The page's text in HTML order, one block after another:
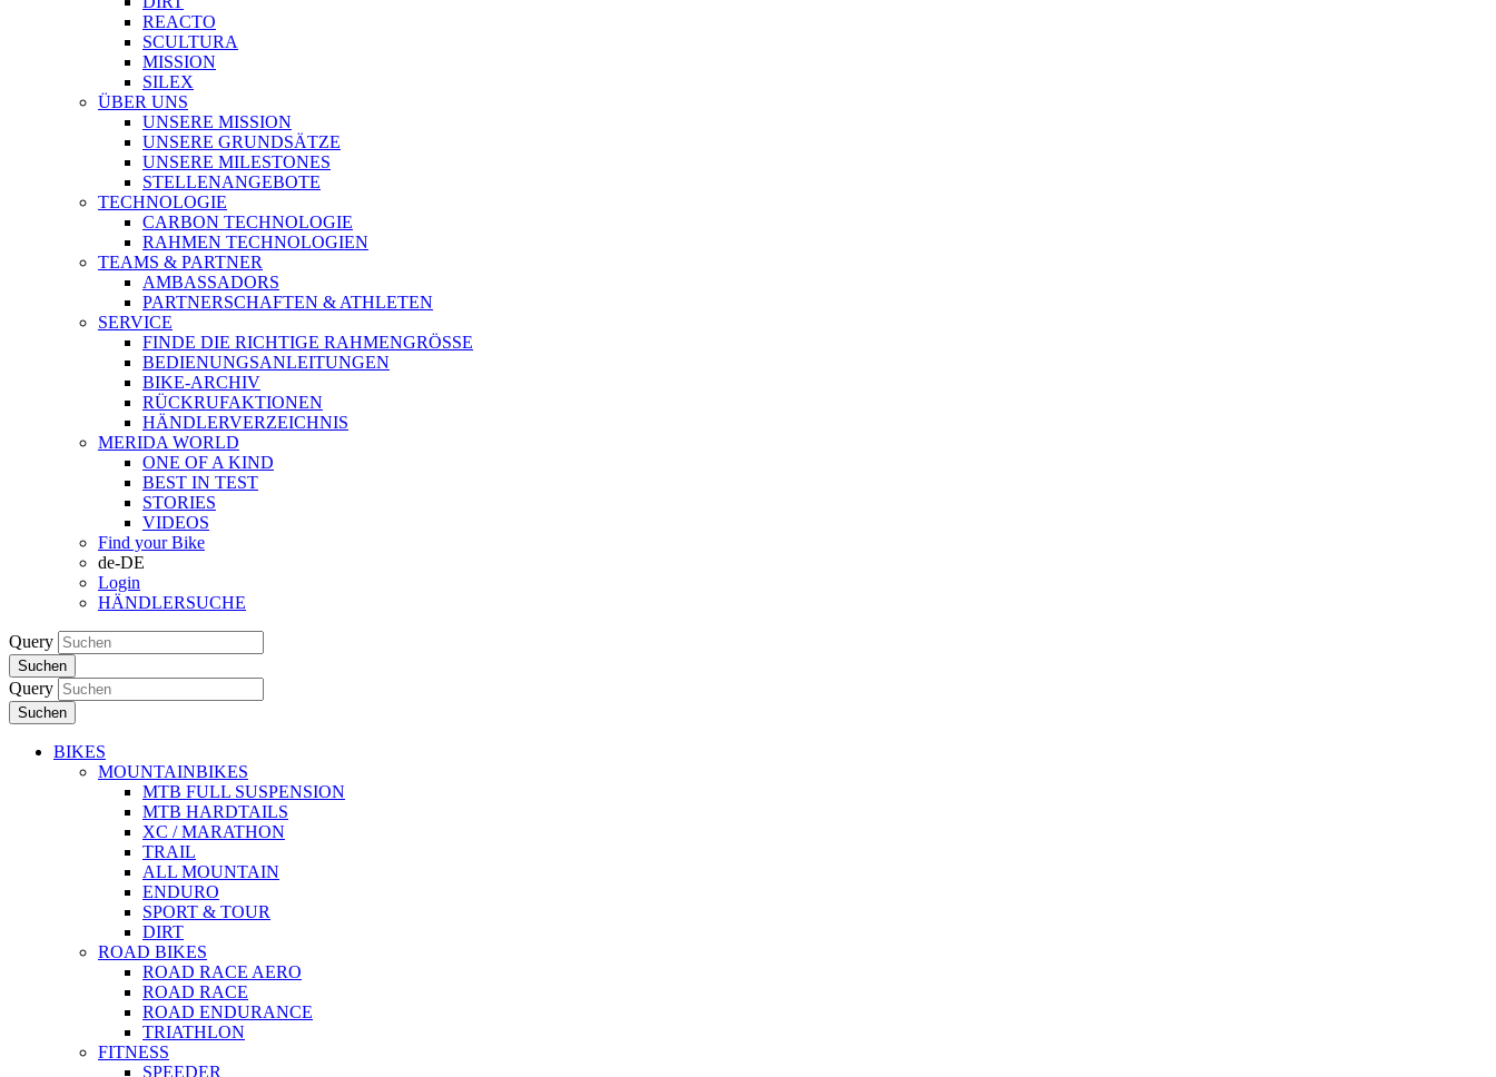
REACTO
SCULTURA
MISSION
SILEX
ÜBER UNS
UNSERE MISSION
UNSERE GRUNDSÄTZE
UNSERE MILESTONES
STELLENANGEBOTE
TECHNOLOGIE
CARBON TECHNOLOGIE
RAHMEN TECHNOLOGIEN
TEAMS & PARTNER
AMBASSADORS
PARTNERSCHAFTEN & ATHLETEN
SERVICE
FINDE DIE RICHTIGE RAHMENGRÖSSE
BEDIENUNGSANLEITUNGEN
BIKE-ARCHIV
RÜCKRUFAKTIONEN
HÄNDLERVERZEICHNIS
MERIDA WORLD
ONE OF A KIND
BEST IN TEST
STORIES
VIDEOS
Find your Bike
de-DE
Login
HÄNDLERSUCHE
Query
Suchen
Query
Suchen
BIKES
MOUNTAINBIKES
MTB FULL SUSPENSION
MTB HARDTAILS
XC / MARATHON
TRAIL
ALL MOUNTAIN
ENDURO
SPORT & TOUR
DIRT
ROAD BIKES
ROAD RACE AERO
ROAD RACE
ROAD ENDURANCE
TRIATHLON
FITNESS
SPEEDER